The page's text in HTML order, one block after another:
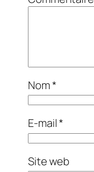
Nom*
E-mail*
Site web